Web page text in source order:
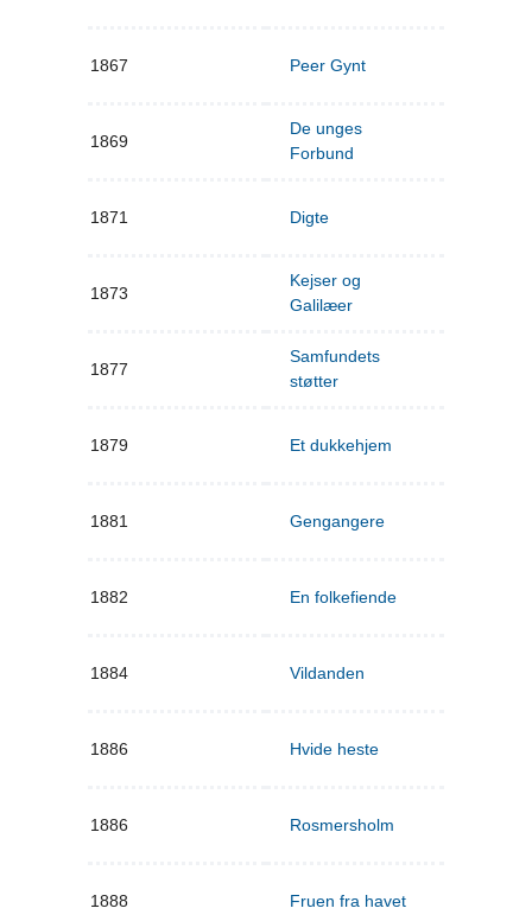
1867 Peer Gynt
1869
De unges
Forbund
1871 Digte
1873
Kejser og
Galilæer
1877
Samfundets
støtter
1879 Et dukkehjem
1881 Gengangere
1882 En folkefiende
1884 Vildanden
1886 Hvide heste
1886 Rosmersholm
1888 Fruen fra havet